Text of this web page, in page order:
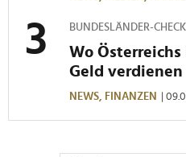
gesammelt haben.
BUNDESLÄNDER-CHECK
Wo Österreichs
Geld verdienen
NEWS, FINANZEN |